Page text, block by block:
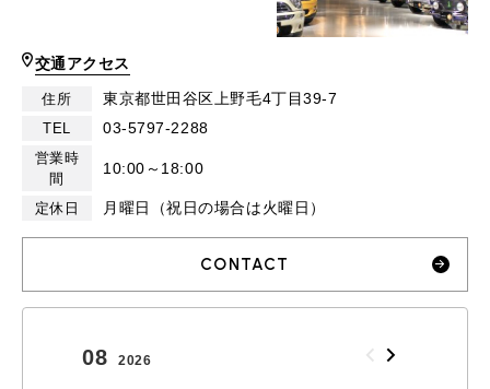
交通アクセス
住所 東京都世田谷区上野毛4丁目39-7
TEL 03-5797-2288
営業時
間
10:00～18:00
定休日 月曜日（祝日の場合は火曜日）
CONTACT
08 2026